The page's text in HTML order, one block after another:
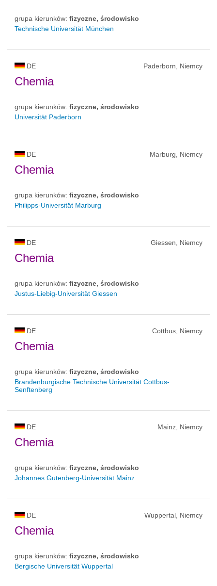
grupa kierunków: fizyczne, środowisko
Technische Universität München
DE Paderborn, Niemcy
Chemia
grupa kierunków: fizyczne, środowisko
Universität Paderborn
DE Marburg, Niemcy
Chemia
grupa kierunków: fizyczne, środowisko
Philipps-Universität Marburg
DE Giessen, Niemcy
Chemia
grupa kierunków: fizyczne, środowisko
Justus-Liebig-Universität Giessen
DE Cottbus, Niemcy
Chemia
grupa kierunków: fizyczne, środowisko
Brandenburgische Technische Universität Cottbus-
Senftenberg
DE Mainz, Niemcy
Chemia
grupa kierunków: fizyczne, środowisko
Johannes Gutenberg-Universität Mainz
DE Wuppertal, Niemcy
Chemia
grupa kierunków: fizyczne, środowisko
Bergische Universität Wuppertal